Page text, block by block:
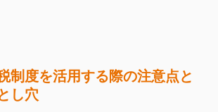
制度を活用する際の注意点と
し穴